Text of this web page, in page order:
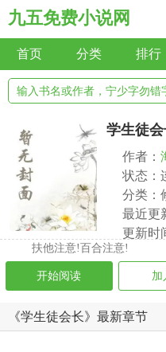
九五免费小说网
首页 分类 排行
学生徒
作者：
状态：
分类：
最近更
更新时
扶他注意!百合注意!
开始阅读 加
《学生徒会长》最新章节